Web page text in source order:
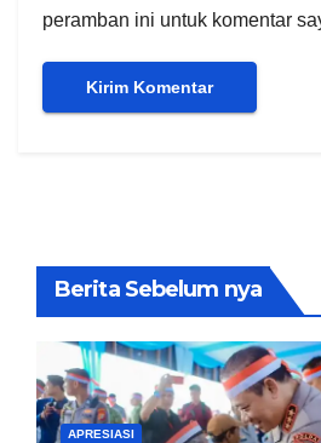
peramban ini untuk komentar
Berita Sebelum nya
APRESIASI